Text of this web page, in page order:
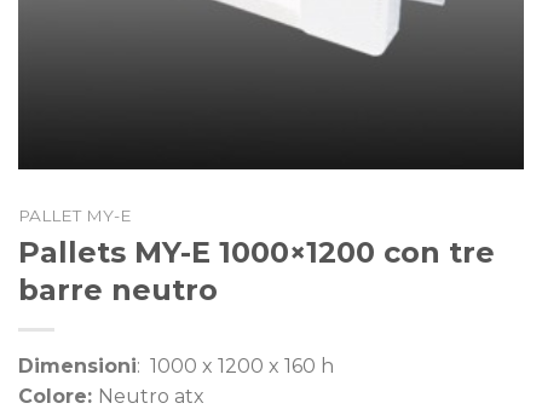
PALLET MY-E
Pallets MY-E 1000×1200 con tre
barre neutro
Dimensioni: 1000 x 1200 x 160 h
Colore: Neutro atx